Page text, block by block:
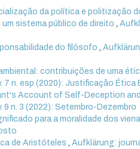
da política e politização
sistema público de direito,
do filósofo,
contribuições de uma
7 n. esp (2020): Justificação Ética
Account of Self-Deception
n. 3 (2022): Setembro-Dezembro
para a moralidade dos
de Aristóteles,Aufklärung: